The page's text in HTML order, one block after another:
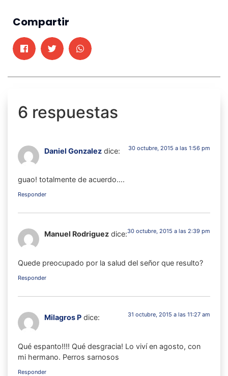
Compartir
6 respuestas
Daniel Gonzalez dice: 30 octubre, 2015 a las 1:56 pm
guao! totalmente de acuerdo….
Responder
Manuel Rodriguez dice:30 octubre, 2015 a las 2:39 pm
Quede preocupado por la salud del señor que resulto?
Responder
Milagros P dice: 31 octubre, 2015 a las 11:27 am
Qué espanto!!!! Qué desgracia! Lo viví en agosto, con
mi hermano. Perros sarnosos
Responder